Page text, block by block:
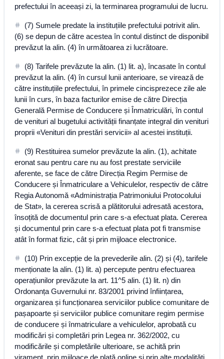
prefectului în aceeași zi, la terminarea programului de lucru.
(7) Sumele predate la instituțiile prefectului potrivit alin.
(6) se depun de către acestea în contul distinct de disponibil
prevăzut la alin. (4) în următoarea zi lucrătoare.
(8) Tarifele prevăzute la alin. (1) lit. a), încasate în contul
prevăzut la alin. (4) în cursul lunii anterioare, se virează de
către instituțiile prefectului, în primele cincisprezece zile ale
lunii în curs, în baza facturilor emise de către Direcția
Generală Permise de Conducere și Înmatriculări, în contul
de venituri al bugetului activității finanțate integral din venituri
proprii «Venituri din prestări servicii» al acestei instituții.
(9) Restituirea sumelor prevăzute la alin. (1), achitate
eronat sau pentru care nu au fost prestate serviciile
aferente, se face de către Direcția Regim Permise de
Conducere și Înmatriculare a Vehiculelor, respectiv de către
Regia Autonomă «Administrația Patrimoniului Protocolului
de Stat», la cererea scrisă a plătitorului adresată acestora,
însoțită de documentul prin care s-a efectuat plata. Cererea
și documentul prin care s-a efectuat plata pot fi transmise
atât în format fizic, cât și prin mijloace electronice.
(10) Prin excepție de la prevederile alin. (2) și (4), tarifele
menționate la alin. (1) lit. a) percepute pentru efectuarea
operațiunilor prevăzute la art. 11^5 alin. (1) lit. n) din
Ordonanța Guvernului nr. 83/2001 privind înființarea,
organizarea și funcționarea serviciilor publice comunitare de
pașapoarte și serviciilor publice comunitare regim permise
de conducere și înmatriculare a vehiculelor, aprobată cu
modificări și completări prin Legea nr. 362/2002, cu
modificările și completările ulterioare, se achită prin
virament, prin mijloace de plată online și prin alte modalități